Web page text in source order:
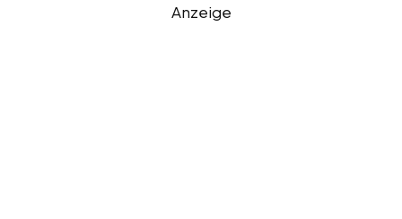
Anzeige